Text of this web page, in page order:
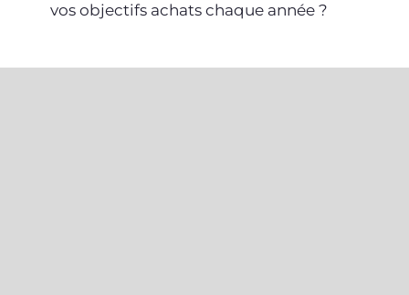
vos objectifs achats chaque année ?